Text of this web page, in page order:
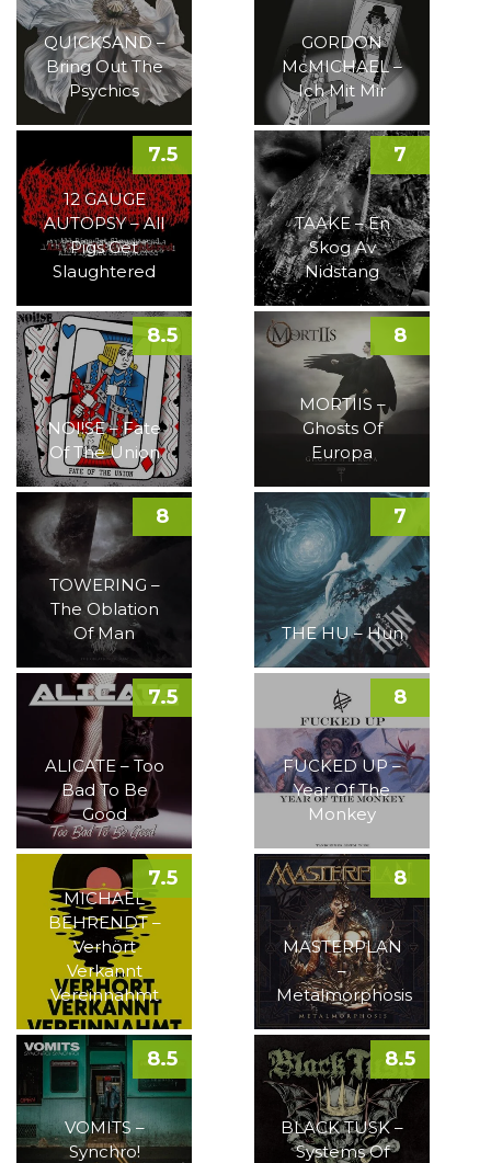
QUICKSAND –
Bring Out The
Psychics
GORDON
McMICHAEL –
Ich Mit Mir
12 GAUGE
AUTOPSY – All
Pigs Get
Slaughtered
7.5
TAAKE – En
Skog Av
Nidstang
7
NOI!SE – Fate
Of The Union
8.5
MORTIIS –
Ghosts Of
Europa
8
TOWERING –
The Oblation
Of Man
8
THE HU – Hun
7
ALICATE – Too
Bad To Be
Good
7.5
FUCKED UP –
Year Of The
Monkey
8
MICHAEL
BEHRENDT –
Verhört
Verkannt
Vereinnahmt
7.5
MASTERPLAN
–
Metalmorphosis
8
VOMITS –
Synchro!
8.5
BLACK TUSK –
Systems Of
8.5